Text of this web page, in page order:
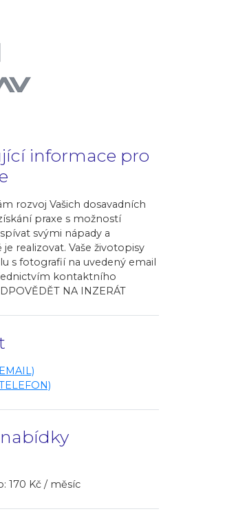
informace pro
rozvoj Vašich dosavadních
praxe s možností
svými nápady a
realizovat. Vaše životopisy
s fotografií na uvedený email
kontaktního
NA INZERÁT
170 Kč / měsíc